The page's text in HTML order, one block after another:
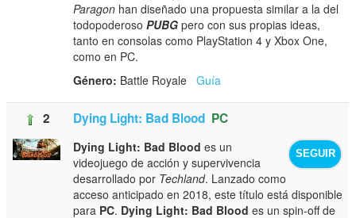
Paragon han diseñado una propuesta similar a la del
todopoderosoPUBG pero con sus propias ideas,
tanto en consolas como PlayStation 4 y Xbox One,
como en PC.
Género: Battle RoyaleGuía
2 Dying Light: Bad Blood PC
SEGUIR
Dying Light: Bad Blood es un
videojuego de acción y supervivencia
desarrollado por Techland. Lanzado como
acceso anticipado en 2018, este título está disponible
para PC. Dying Light: Bad Blood es un spin-off de